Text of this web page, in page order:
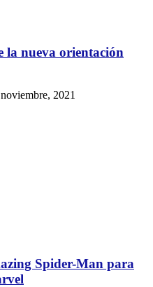
la nueva orientación
2021
Spider-Man para